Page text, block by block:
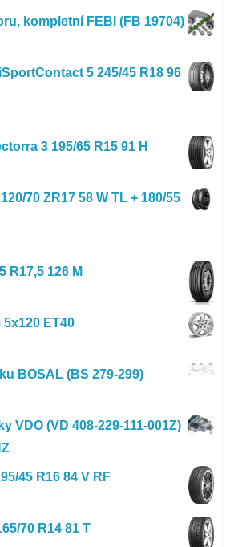
kompletní FEBI (FB 19704)
5 245/45 R18 96
3 195/65 R15 91 H
70 ZR17 58 W TL + 180/55
R17,5 126 M
5x120 ET40
BOSAL (BS 279-299)
VDO (VD 408-229-111-001Z)
45 R16 84 V RF
70 R14 81 T